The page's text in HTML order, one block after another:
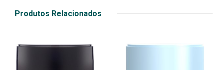
Produtos Relacionados